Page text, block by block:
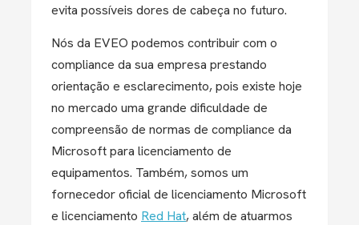
evita possíveis dores de cabeça no futuro.
Nós da EVEO podemos contribuir com o
compliance da sua empresa prestando
orientação e esclarecimento, pois existe hoje
no mercado uma grande dificuldade de
compreensão de normas de compliance da
Microsoft para licenciamento de
equipamentos. Também, somos um
fornecedor oficial de licenciamento Microsoft
e licenciamento Red Hat, além de atuarmos